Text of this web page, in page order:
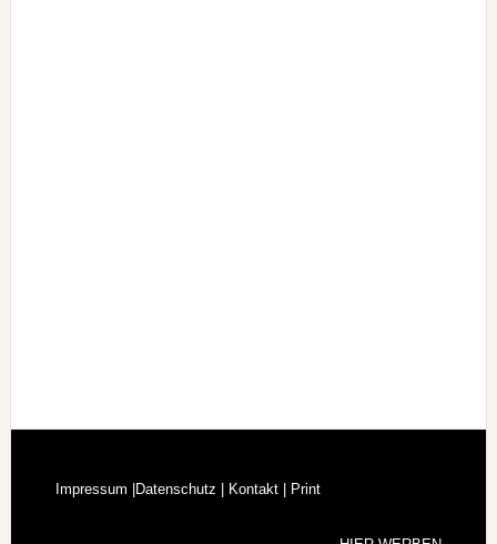
Impressum | Datenschutz | Kontakt | Print